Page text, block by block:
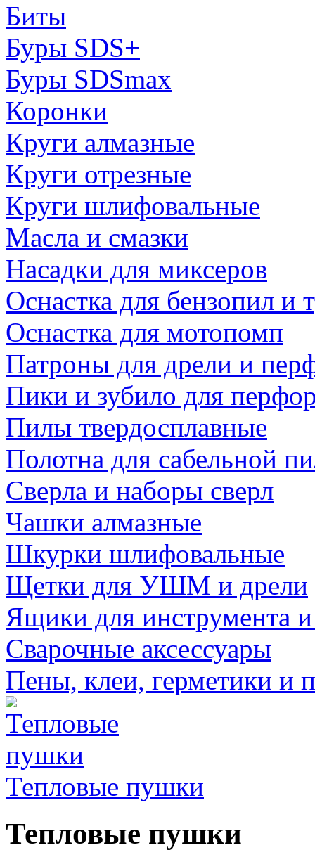
Биты
Буры SDS+
Буры SDSmax
Коронки
Круги алмазные
Круги отрезные
Круги шлифовальные
Масла и смазки
Насадки для миксеров
Оснастка для бензопил и
Оснастка для мотопомп
Патроны для дрели и
Пики и зубило для
Пилы твердосплавные
Полотна для сабельной
Сверла и наборы сверл
Чашки алмазные
Шкурки шлифовальные
Щетки для УШМ и дрели
Ящики для инструмента
Сварочные аксессуары
Пены, клеи, герметики и
Тепловые пушки
Тепловые пушки